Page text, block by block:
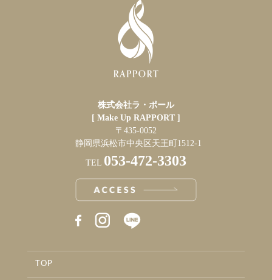
株式会社ラ・ポール
[ Make Up RAPPORT ]
〒435-0052
静岡県浜松市中央区天王町1512-1
TEL 053-472-3303
RAPPORT BEAUTYSALON INSTAGRAM
TOP